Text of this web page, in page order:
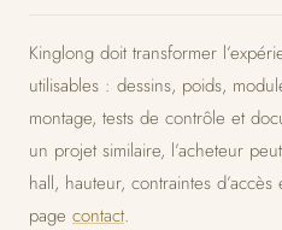
Kinglong doit transformer
utilisables : dessins, poids,
montage, tests de contrôle et
un projet similaire, l’acheteur
hall, hauteur, contraintes
page contact.